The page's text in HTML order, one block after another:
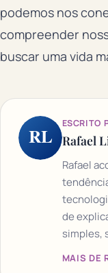
podemos nos
compreender
buscar uma vida
RL
ESCRITO
Rafael
Rafael
de
simples,
MAIS DE